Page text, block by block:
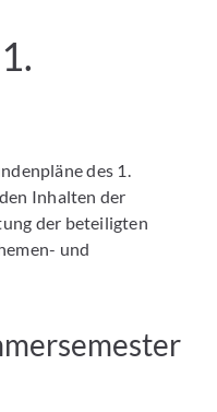
des 1.
Inhalten der
der beteiligten
und